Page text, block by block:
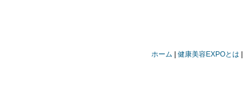
ホーム 健康美容EXPOとは